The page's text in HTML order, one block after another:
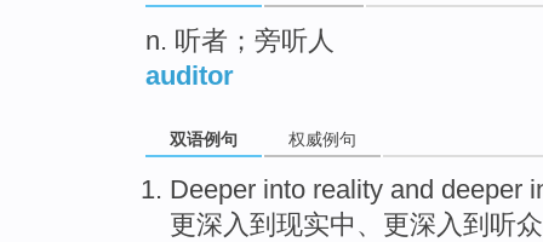
n. 听者；旁听人
auditor
双语例句 权威例句
Deeper into reality and deeper
更深入到 现实中 、更深入到 听